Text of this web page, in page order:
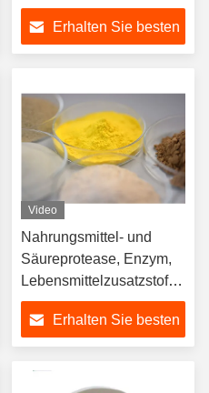
100.000U/g Aktivität und
Kühllagerung bei 5°C
Erhalten Sie besten
Video
Nahrungsmittel- und
Säureprotease, Enzym,
Lebensmittelzusatzstoff,
Getränkeenzym,
Naturgetränkeenzym
Erhalten Sie besten